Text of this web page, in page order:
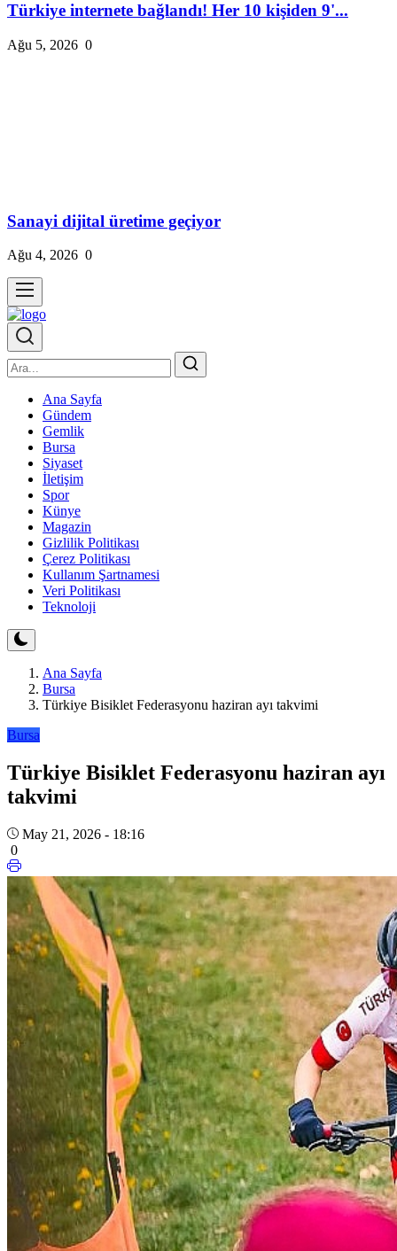
Türkiye internete bağlandı! Her 10 kişiden 9'...
Ağu 5, 2026 0
Sanayi dijital üretime geçiyor
Ağu 4, 2026 0
Ana Sayfa
Gündem
Gemlik
Bursa
Siyaset
İletişim
Spor
Künye
Magazin
Gizlilik Politikası
Çerez Politikası
Kullanım Şartnamesi
Veri Politikası
Teknoloji
Ana Sayfa
Bursa
Türkiye Bisiklet Federasyonu haziran ayı takvimi
Bursa
Türkiye Bisiklet Federasyonu haziran ayı
takvimi
May 21, 2026 - 18:16
0